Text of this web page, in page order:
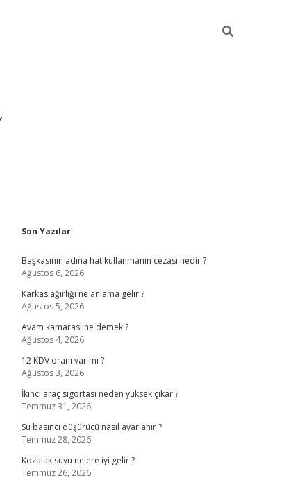
Sidebar
Son Yazılar
Başkasının adına hat kullanmanın cezası nedir ?
Ağustos 6, 2026
Karkas ağırlığı ne anlama gelir ?
Ağustos 5, 2026
Avam kamarası ne demek ?
Ağustos 4, 2026
12 KDV oranı var mı ?
Ağustos 3, 2026
İkinci araç sigortası neden yüksek çıkar ?
Temmuz 31, 2026
Su basıncı düşürücü nasıl ayarlanır ?
Temmuz 28, 2026
Kozalak suyu nelere iyi gelir ?
Temmuz 26, 2026